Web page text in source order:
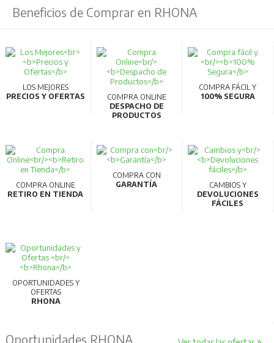
Beneficios de Comprar en RHONA
LOS MEJORES
PRECIOS Y OFERTAS
COMPRA ONLINE
DESPACHO DE
PRODUCTOS
COMPRA FÁCIL Y
100% SEGURA
COMPRA ONLINE
RETIRO EN TIENDA
COMPRA CON
GARANTÍA
CAMBIOS Y
DEVOLUCIONES
FÁCILES
OPORTUNIDADES Y
OFERTAS
RHONA
Oportunidades RHONA